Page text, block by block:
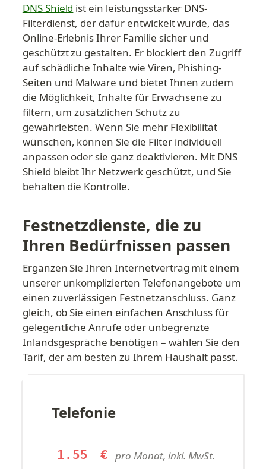
DNS Shield ist ein leistungsstarker DNS-
Filterdienst, der dafür entwickelt wurde, das
Online-Erlebnis Ihrer Familie sicher und
geschützt zu gestalten. Er blockiert den Zugriff
auf schädliche Inhalte wie Viren, Phishing-
Seiten und Malware und bietet Ihnen zudem
die Möglichkeit, Inhalte für Erwachsene zu
filtern, um zusätzlichen Schutz zu
gewährleisten. Wenn Sie mehr Flexibilität
wünschen, können Sie die Filter individuell
anpassen oder sie ganz deaktivieren. Mit DNS
Shield bleibt Ihr Netzwerk geschützt, und Sie
behalten die Kontrolle.
Festnetzdienste, die zu
Ihren Bedürfnissen passen
Ergänzen Sie Ihren Internetvertrag mit einem
unserer unkomplizierten Telefonangebote um
einen zuverlässigen Festnetzanschluss. Ganz
gleich, ob Sie einen einfachen Anschluss für
gelegentliche Anrufe oder unbegrenzte
Inlandsgespräche benötigen – wählen Sie den
Tarif, der am besten zu Ihrem Haushalt passt.
Telefonie
1.55 €
pro Monat, inkl. MwSt.